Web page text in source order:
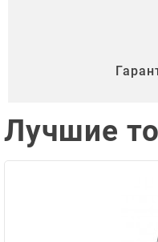
Лучшие